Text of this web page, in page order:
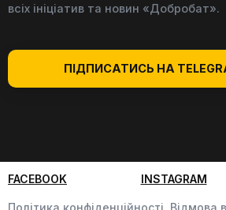
всіх ініціатив та новин «Добробат».
ПІДПИСАТИСЬ НА
FACEBOOK INSTAGRAM
Політика конфіденційності, Відмова